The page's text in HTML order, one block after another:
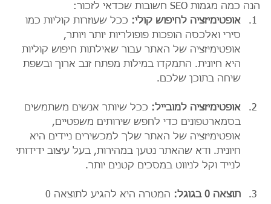
הנה כמה מגמות SEO חשובות שכדאי לזכור:
אופטימיזציה לחיפוש קולי: ככל שעוזרות קוליות כמו
סירי ואלכסה הופכות פופולריות יותר ויותר,
אופטימיזציה של האתר עבור שאילתות חיפוש קוליות
היא חיונית. התמקדו במילות מפתח זנב ארוך ובשפת
שיחה בתוכן שלכם.
אופטימיזציה למובייל: ככל שיותר אנשים משתמשים
בסמארטפונים כדי לחפש שירותים משפטיים,
אופטימיזציה של האתר שלך למכשירים ניידים היא
חיונית. ודא שהאתר נטען במהירות, בעל עיצוב ידידותי
לנייד וקל לניווט במסכים קטנים יותר.
תוצאה 0 בגוגל: